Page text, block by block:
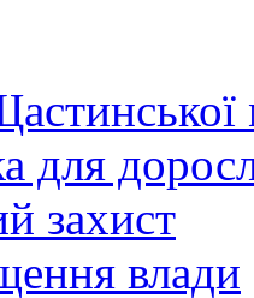
для
захист
влади